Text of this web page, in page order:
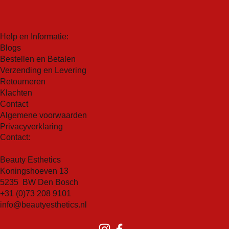
Help en Informatie:
Blogs
Bestellen en Betalen
Verzending en Levering
Retourneren
Klachten
Contact
Algemene voorwaarden
Privacyverklaring
Contact:
Beauty Esthetics
Koningshoeven 13
5235 BW Den Bosch
+31 (0)73 208 9101
info@beautyesthetics.nl